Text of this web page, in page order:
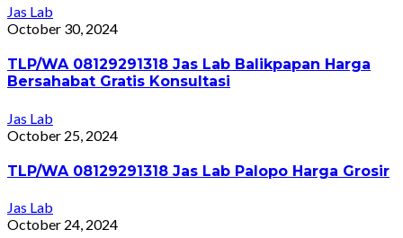
Jas Lab
October 30, 2024
TLP/WA 08129291318 Jas Lab Balikpapan Harga
Bersahabat Gratis Konsultasi
Jas Lab
October 25, 2024
TLP/WA 08129291318 Jas Lab Palopo Harga Grosir
Jas Lab
October 24, 2024